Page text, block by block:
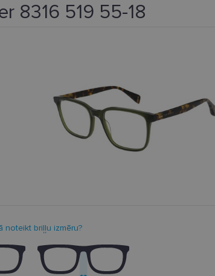
8316 519 55-18
noteikt briļļu izmēru?